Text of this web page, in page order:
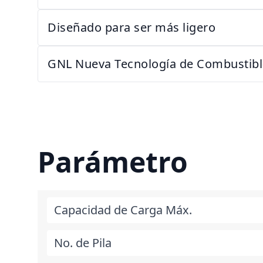
Diseñado para ser más ligero
GNL Nueva Tecnología de
Parámetro
Capacidad de Carga Máx.
No. de Pila